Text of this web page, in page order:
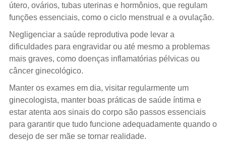
útero, ovários, tubas uterinas e hormônios, que regulam
funções essenciais, como o ciclo menstrual e a ovulação.
Negligenciar a saúde reprodutiva pode levar a
dificuldades para engravidar ou até mesmo a problemas
mais graves, como doenças inflamatórias pélvicas ou
câncer ginecológico.
Manter os exames em dia, visitar regularmente um
ginecologista, manter boas práticas de saúde íntima e
estar atenta aos sinais do corpo são passos essenciais
para garantir que tudo funcione adequadamente quando o
desejo de ser mãe se tornar realidade.